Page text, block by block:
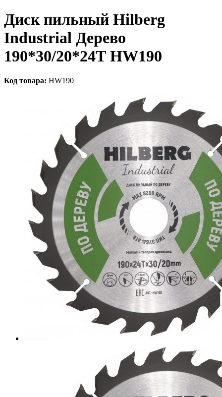
Диск пильный Hilberg
Industrial Дерево
190*30/20*24Т HW190
Код товара: HW190